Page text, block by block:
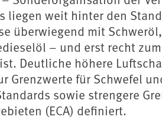
liegen weit hinter den
überwiegend mit
– und erst recht
Deutliche höhere
Grenzwerte für Schwefel
sowie strengere
(ECA) definiert.